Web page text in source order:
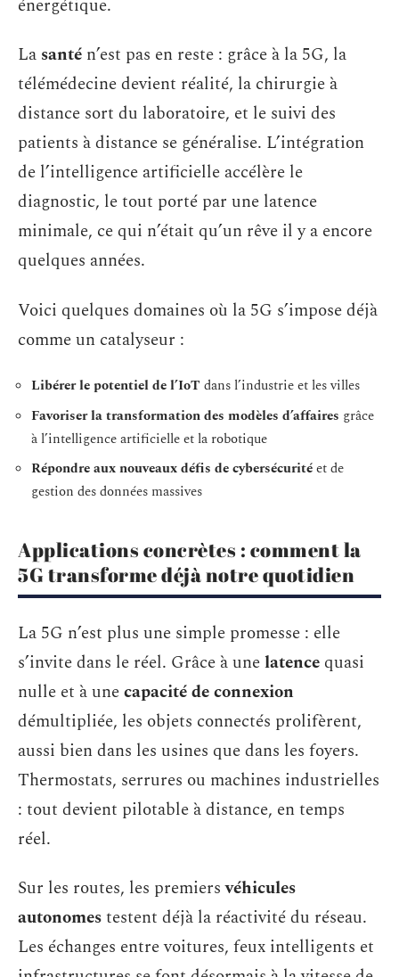
énergétique.
La santé n’est pas en reste : grâce à la 5G, la
télémédecine devient réalité, la chirurgie à
distance sort du laboratoire, et le suivi des
patients à distance se généralise. L’intégration
de l’intelligence artificielle accélère le
diagnostic, le tout porté par une latence
minimale, ce qui n’était qu’un rêve il y a encore
quelques années.
Voici quelques domaines où la 5G s’impose déjà
comme un catalyseur :
Libérer le potentiel de l’IoT dans l’industrie et les villes
Favoriser la transformation des modèles d’affaires grâce
à l’intelligence artificielle et la robotique
Répondre aux nouveaux défis de cybersécuritéet de
gestion des données massives
Applications concrètes : comment la
5G transforme déjà notre quotidien
La 5G n’est plus une simple promesse : elle
s’invite dans le réel. Grâce à unelatence quasi
nulle et à unecapacité de connexion
démultipliée, les objets connectés prolifèrent,
aussi bien dans les usines que dans les foyers.
Thermostats, serrures ou machines industrielles
: tout devient pilotable à distance, en temps
réel.
Sur les routes, les premiersvéhicules
autonomestestent déjà la réactivité du réseau.
Les échanges entre voitures, feux intelligents et